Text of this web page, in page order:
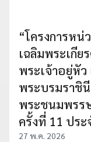
“โครงการหน่
เฉลิมพระเกีย
พระเจ้าอยู่หัว
พระบรมราชิ
พระชนมพรร
ครั้งที่ 11 ประ
27 พ.ค. 2026